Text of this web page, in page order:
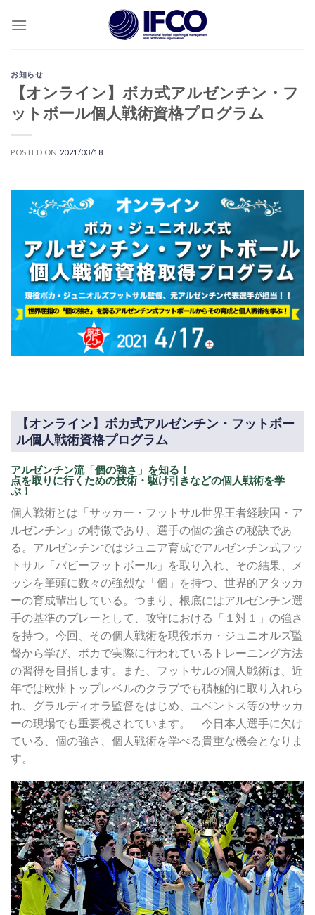
お知らせ
【オンライン】ボカ式アルゼンチン・フ
ットボール個人戦術資格プログラム
POSTED ON 2021/03/18
【オンライン】ボカ式アルゼンチン・フットボー
ル個人戦術資格プログラム
アルゼンチン流「個の強さ」を知る！
点を取りに行くための技術・駆け引きなどの個人戦術を学
ぶ！
個人戦術とは「サッカー・フットサル世界王者経験国・ア
ルゼンチン」の特徴であり、選手の個の強さの秘訣であ
る。アルゼンチンではジュニア育成でアルゼンチン式フッ
トサル「バビーフットボール」を取り入れ、その結果、メ
ッシを筆頭に数々の強烈な「個」を持つ、世界的アタッカ
ーの育成輩出している。つまり、根底にはアルゼンチン選
手の基準のプレーとして、攻守における「１対１」の強さ
を持つ。今回、その個人戦術を現役ボカ・ジュニオルズ監
督から学び、ボカで実際に行われているトレーニング方法
の習得を目指します。また、フットサルの個人戦術は、近
年では欧州トップレベルのクラブでも積極的に取り入れら
れ、グラルディオラ監督をはじめ、ユベントス等のサッカ
ーの現場でも重要視されています。 今日本人選手に欠け
ている、個の強さ、個人戦術を学べる貴重な機会となりま
す。